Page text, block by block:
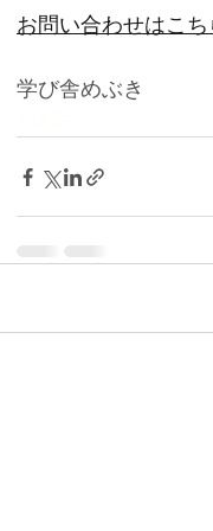
お問い合わせはこち
学び舎めぶき